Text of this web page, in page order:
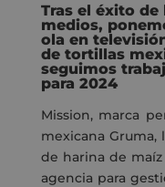
Tras el éxito
medios,
ola en
de tortillas
seguimos
para 2024
Mission, marca
mexicana
de harina de
agencia para